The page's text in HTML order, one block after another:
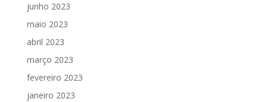
junho 2023
maio 2023
abril 2023
março 2023
fevereiro 2023
janeiro 2023